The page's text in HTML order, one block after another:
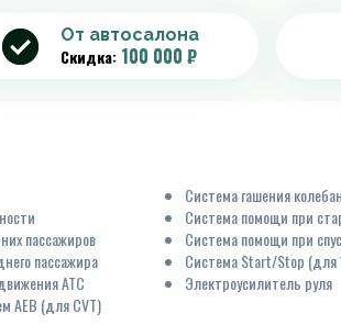
От автосалона
Скидка: 100 000 ₽
пассажиров
пассажира
АТС
АЕВ (для CVT)
Система гашения
Система помощи при
Система помощи при
Система Start/Stop (для
Электроусилитель руля